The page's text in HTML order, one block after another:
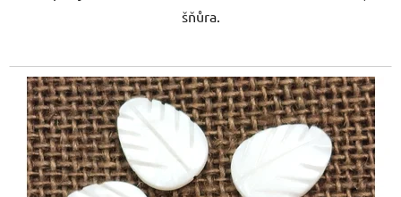
šňůra.